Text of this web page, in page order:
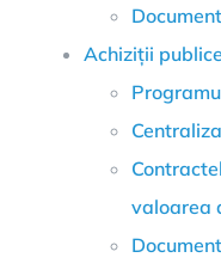
Achiziții publice
valoarea